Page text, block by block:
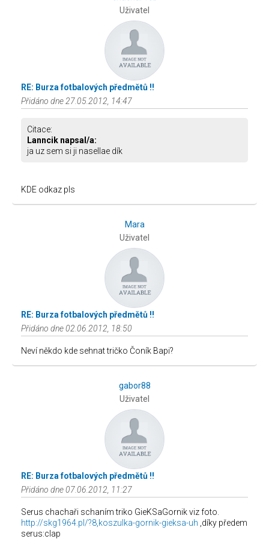
Uživatel
RE: Burza fotbalových předmětů !!
Přidáno dne 27.05.2012, 14:47
Citace:
Lanncik napsal/a:
ja uz sem si ji nasellae dík
KDE odkaz pls
Mara
Uživatel
RE: Burza fotbalových předmětů !!
Přidáno dne 02.06.2012, 18:50
Neví někdo kde sehnat tričko Čoník Bapi?
gabor88
Uživatel
RE: Burza fotbalových předmětů !!
Přidáno dne 07.06.2012, 11:27
Serus chachaři schaním triko GieKSaGornik viz foto.
http://skg1964.pl/?8,koszulka-gornik-gieksa-uh ,díky předem
serus:clap